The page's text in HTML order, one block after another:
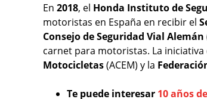
En 2018, el Honda Instituto de
motoristas en España en recibir el
Consejo de Seguridad Vial Alemán
carnet para motoristas. La
Motocicletas(ACEM) y la
Te puede interesar 10 años